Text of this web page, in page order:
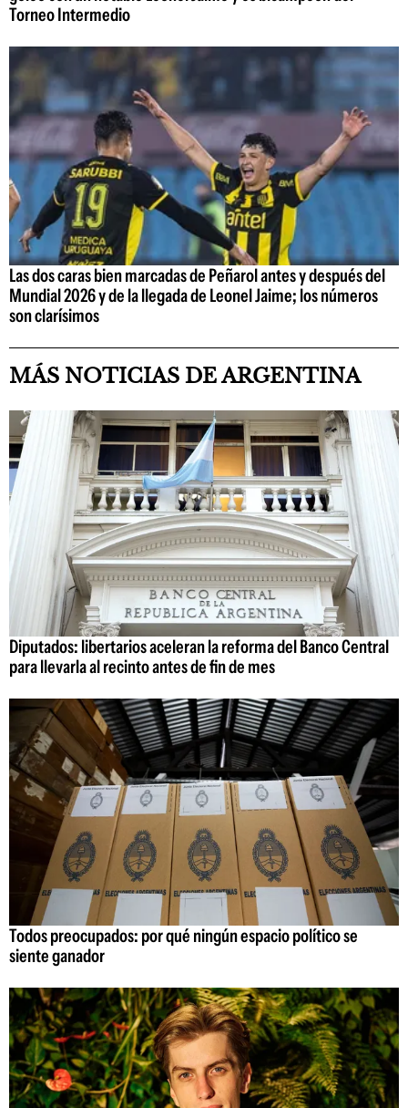
Torneo Intermedio
Las dos caras bien marcadas de Peñarol antes y después del
Mundial 2026 y de la llegada de Leonel Jaime; los números
son clarísimos
MÁS NOTICIAS DE ARGENTINA
Diputados: libertarios aceleran la reforma del Banco Central
para llevarla al recinto antes de fin de mes
Todos preocupados: por qué ningún espacio político se
siente ganador